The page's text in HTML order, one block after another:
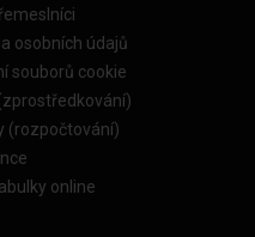
osobních údajů
souborů cookie
(rozpočtování)
online